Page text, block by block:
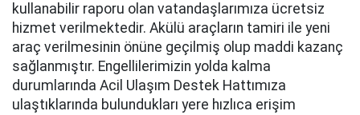
kullanabilir raporu olan vatandaşlarımıza ücretsiz
hizmet verilmektedir. Akülü araçların tamiri ile yeni
araç verilmesinin önüne geçilmiş olup maddi kazanç
sağlanmıştır. Engellilerimizin yolda kalma
durumlarında Acil Ulaşım Destek Hattımıza
ulaştıklarında bulundukları yere hızlıca erişim